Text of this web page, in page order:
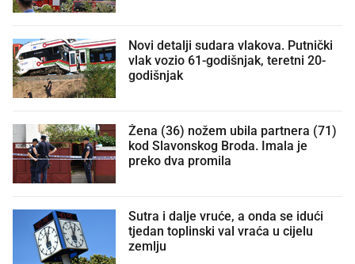
Novi detalji sudara vlakova. Putnički
vlak vozio 61-godišnjak, teretni 20-
godišnjak
Žena (36) nožem ubila partnera (71)
kod Slavonskog Broda. Imala je
preko dva promila
Sutra i dalje vruće, a onda se idući
tjedan toplinski val vraća u cijelu
zemlju